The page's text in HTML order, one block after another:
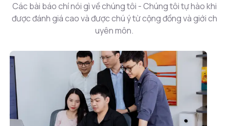
Các bài báo chí nói gì về chúng tôi - Chúng tôi tự hào khi
được đánh giá cao và được chú ý từ cộng đồng và giới ch
uyên môn.